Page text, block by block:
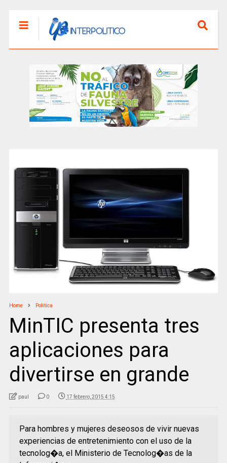
Home Politica
MinTIC presenta tres
aplicaciones para
divertirse en grande
paul 0 17 febrero, 2015 4:15
Para hombres y mujeres deseosos de vivir nuevas
experiencias de entretenimiento con el uso de la
tecnolog�a, el Ministerio de Tecnolog�as de la